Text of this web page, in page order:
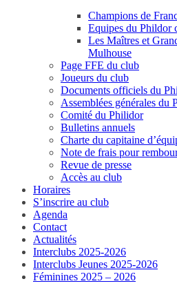
Champions de
Equipes du Phildor
Les Maîtres et
Mulhouse
Page FFE du club
Joueurs du club
Documents officiels du
Assemblées générales du
Comité du Philidor
Bulletins annuels
Charte du capitaine
Note de frais pour
Revue de presse
Accès au club
Horaires
S’inscrire au club
Agenda
Contact
Actualités
Interclubs 2025-2026
Interclubs Jeunes 2025-2026
Féminines 2025 – 2026